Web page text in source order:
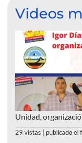
Videos
Unidad,
29 vistas publicado el